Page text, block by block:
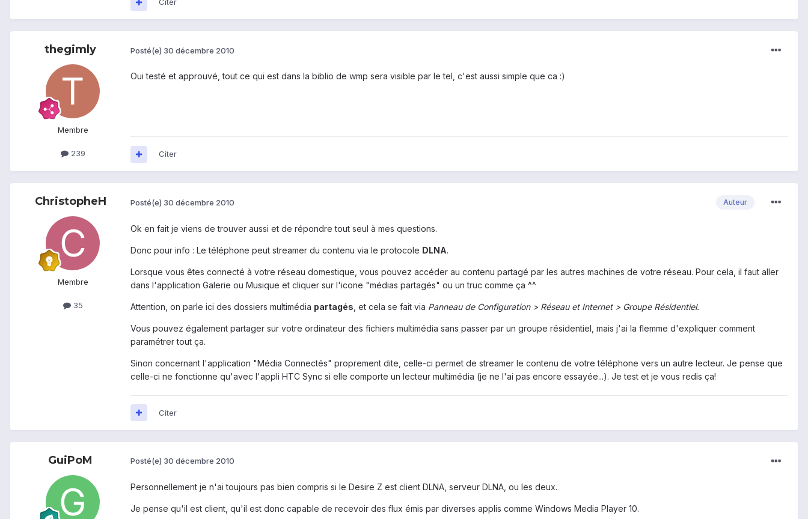
thegimly
Membre
239
Posté(e) 30 décembre 2010
Oui testé et approuvé, tout ce qui est dans la biblio de wmp sera visible par le tel, c'est aussi simple que ca :)
Citer
ChristopheH
Membre
35
Auteur
Posté(e) 30 décembre 2010
Ok en fait je viens de trouver aussi et de répondre tout seul à mes questions.
Donc pour info : Le téléphone peut streamer du contenu via le protocole DLNA.
Lorsque vous êtes connecté à votre réseau domestique, vous pouvez accéder au contenu partagé par les autres machines de votre réseau. Pour cela, il faut aller
dans l'application Galerie ou Musique et cliquer sur l'icone "médias partagés" ou un truc comme ça ^^
Attention, on parle ici des dossiers multimédia partagés , et cela se fait via Panneau de Configuration > Réseau et Internet > Groupe Résidentiel.
Vous pouvez également partager sur votre ordinateur des fichiers multimédia sans passer par un groupe résidentiel, mais j'ai la flemme d'expliquer comment
paramétrer tout ça.
Sinon concernant l'application "Média Connectés" proprement dite, celle-ci permet de streamer le contenu de votre téléphone vers un autre lecteur. Je pense que
celle-ci ne fonctionne qu'avec l'appli HTC Sync si elle comporte un lecteur multimédia (je ne l'ai pas encore essayée...). Je test et je vous redis ça!
Citer
GuiPoM Posté(e) 30 décembre 2010
Personnellement je n'ai toujours pas bien compris si le Desire Z est client DLNA, serveur DLNA, ou les deux.
Je pense qu'il est client, qu'il est donc capable de recevoir des flux émis par diverses applis comme Windows Media Player 10.